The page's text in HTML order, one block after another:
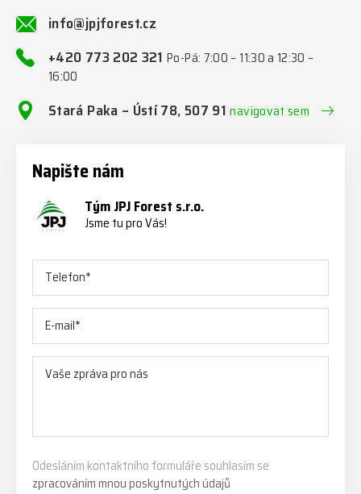
info@jpjforest.cz
+420 773 202 321Po-Pá: 7:00 – 11:30 a 12:30 –
16:00
Stará Paka – Ústí 78, 507 91navigovat sem
Napište nám
Tým JPJ Forest s.r.o.
Jsme tu pro Vás!
Odesláním kontaktního formuláře souhlasím se
zpracováním mnou poskytnutých údajů